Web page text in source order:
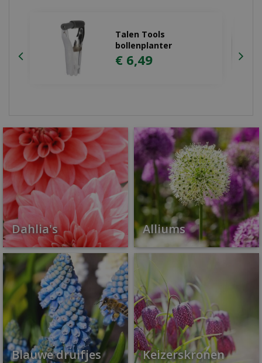
llandaff
€ 4,49
Dahlia's Alliums
Blauwe druifjes Keizerskronen